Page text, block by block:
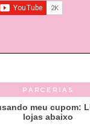
PARCERIAS
meu cupom:
lojas abaixo